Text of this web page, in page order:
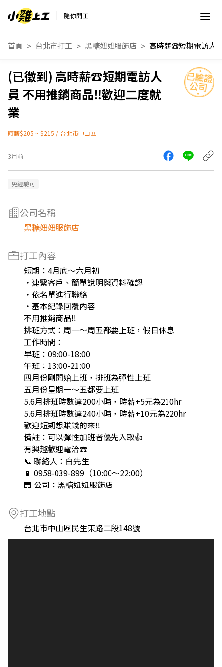
隨你開工
首頁 台北市打工 黑糖妞妞服飾店
高時薪☎️短期電訪人
員 不用推銷商品‼️歡迎二度就
業
時薪$205 ~ $215 / 台北市中山區
3月前
免經驗可
公司名稱
黑糖妞妞服飾店
打工內容
短期：4月底～六月初
・連繫客戶、簡單說明與資料確認
・依名單進行聯絡
・基本紀錄回覆內容
不用推銷商品‼️
排班方式：周一～周五都要上班，假日休息
工作時間：
早班：09:00-18:00
午班：13:00-21:00
四月份剛開始上班，排班為彈性上班
五月份星期一～五都要上班
5.6月排班時數達200小時，時薪+5元為210hr
5.6月排班時數達240小時，時薪+10元為220hr
歡迎短期想賺錢的來‼️
備註：可以彈性加班者優先入取👍
有興趣歡迎電洽☎️
📞 聯絡人：白先生
📱 0958-039-899（10:00～22:00）
🏢 公司：黑糖妞妞服飾店
打工地點
台北市中山區民生東路二段148號